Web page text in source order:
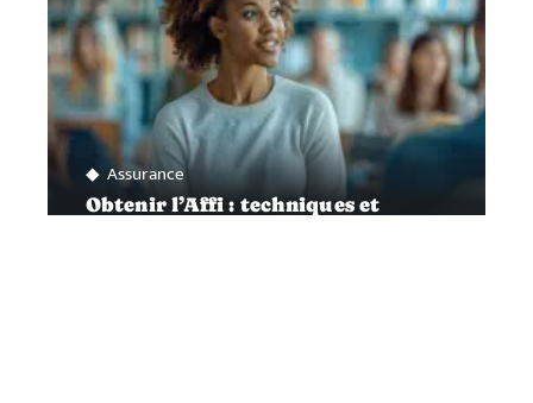
Assurance
Obtenir l’Affi : techniques et